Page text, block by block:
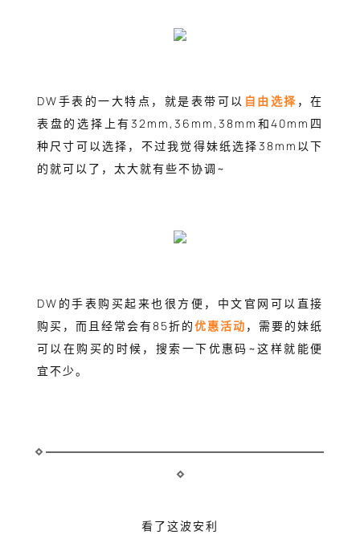
DW手表的一大特点，就是表带可以 自由选择 ，在
表盘的选择上有32mm,36mm,38mm和40mm四
种尺寸可以选择，不过我觉得妹纸选择38mm以下
的就可以了，太大就有些不协调~
DW的手表购买起来也很方便，中文官网可以直接
购买，而且经常会有85折的优惠活动 ，需要的妹纸
可以在购买的时候，搜索一下优惠码~这样就能便
宜不少。
看了这波安利